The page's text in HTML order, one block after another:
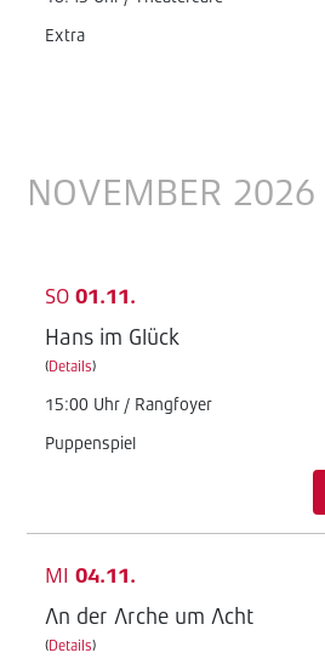
Extra
NOVEMBER 2026
SO 01.11.
Hans im Glück
(Details)
15:00 Uhr / Rangfoyer
Puppenspiel
MI 04.11.
An der Arche um Acht
(Details)